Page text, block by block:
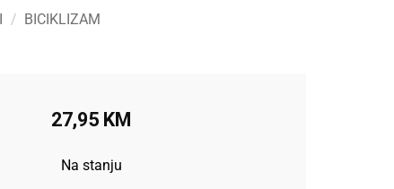
/ BICIKLIZAM
27,95 KM
Na stanju